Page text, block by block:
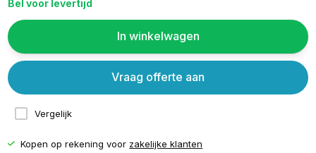
Bel voor levertijd
In winkelwagen
Vergelijk
Vraag offerte aan
Kopen op rekening voor zakelijke klanten